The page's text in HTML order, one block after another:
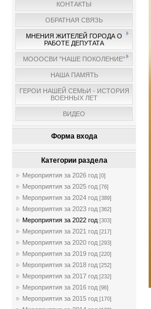
КОНТАКТЫ
ОБРАТНАЯ СВЯЗЬ
МНЕНИЯ ЖИТЕЛЕЙ ГОРОДА О
РАБОТЕ ДЕПУТАТА
МОООСВИ "НАШЕ ПОКОЛЕНИЕ"
НАША ПАМЯТЬ
ГЕРОИ НАШЕЙ СЕМЬИ - ИСТОРИЯ
ВОЕННЫХ ЛЕТ
ВИДЕО
Форма входа
Категории раздела
Мероприятия за 2026 год [0]
Мероприятия за 2025 год [76]
Мероприятия за 2024 год [389]
Мероприятия за 2023 год [362]
Мероприятия за 2022 год [303]
Мероприятия за 2021 год [217]
Мероприятия за 2020 год [293]
Мероприятия за 2019 год [220]
Мероприятия за 2018 год [252]
Мероприятия за 2017 год [232]
Мероприятия за 2016 год [96]
Мероприятия за 2015 год [170]